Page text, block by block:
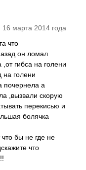
16 марта 2014 года
что
он ломал
гибса на голени
на голени
почернела а
,вызвали скорую
перекисью и
болячка
что бы не где не
что